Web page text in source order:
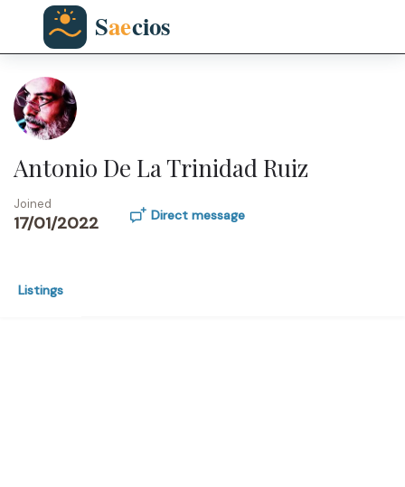
Antonio De La Trinidad Ruiz
Joined
17/01/2022 Direct message
Listings